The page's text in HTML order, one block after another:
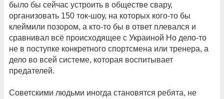
было бы сейчас устроить в обществе свару,
организовать 150 ток-шоу, на которых кого-то бы
клеймили позором, а кто-то бы в ответ плевался и
сравнивал всё происходящее с Украиной Но дело-то
не в поступке конкретного спортсмена или тренера, а
дело во всей системе, которая воспитывает
предателей.
Советскими людьми иногда становятся ребята, не